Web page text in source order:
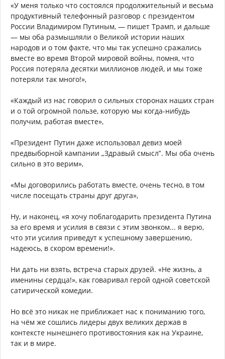
«У меня только что состоялся продолжительный и весьма
продуктивный телефонный разговор с президентом
России Владимиром Путиным, — пишет Трамп, и дальше
— мы оба размышляли о Великой истории наших
народов и о том факте, что мы так успешно сражались
вместе во время Второй мировой войны, помня, что
Россия потеряла десятки миллионов людей, и мы тоже
потеряли так много!»,
«Каждый из нас говорил о сильных сторонах наших стран
и о той огромной пользе, которую мы когда-нибудь
получим, работая вместе»,
«Президент Путин даже использовал девиз моей
предвыборной кампании „Здравый смысл‟. Мы оба очень
сильно в это верим»,
«Мы договорились работать вместе, очень тесно, в том
числе посещать страны друг друга»,
Ну, и наконец, «я хочу поблагодарить президента Путина
за его время и усилия в связи с этим звонком... я верю,
что эти усилия приведут к успешному завершению,
надеюсь, в скором времени!».
Ни дать ни взять, встреча старых друзей. «Не жизнь, а
именины сердца!», как говаривал герой одной советской
сатирической комедии.
Но всё это никак не приближает нас к пониманию того,
на чём же сошлись лидеры двух великих держав в
контексте нынешнего противостояния как на Украине,
так и в мире.